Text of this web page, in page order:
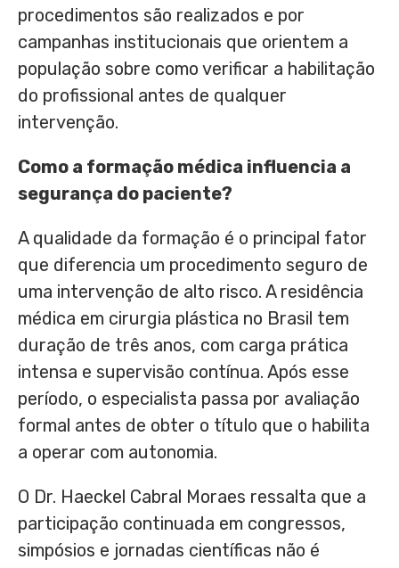
procedimentos são realizados e por
campanhas institucionais que orientem a
população sobre como verificar a habilitação
do profissional antes de qualquer
intervenção.
Como a formação médica influencia a
segurança do paciente?
A qualidade da formação é o principal fator
que diferencia um procedimento seguro de
uma intervenção de alto risco. A residência
médica em cirurgia plástica no Brasil tem
duração de três anos, com carga prática
intensa e supervisão contínua. Após esse
período, o especialista passa por avaliação
formal antes de obter o título que o habilita
a operar com autonomia.
O Dr. Haeckel Cabral Moraes ressalta que a
participação continuada em congressos,
simpósios e jornadas científicas não é